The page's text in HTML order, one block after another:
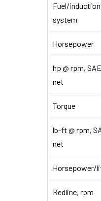
Fuel/induction
system
Horsepower
hp @ rpm, SAE
net
Torque
lb-ft @ rpm,
net
Horsepower/
Redline, rpm